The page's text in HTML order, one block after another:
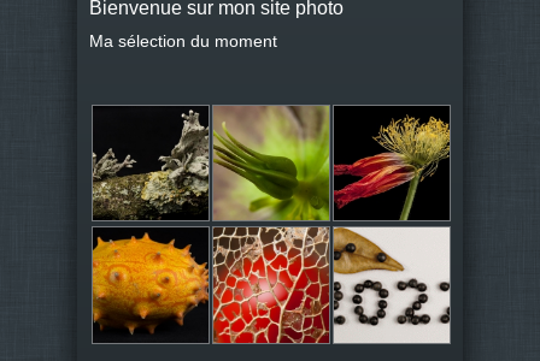
Bienvenue sur mon site photo
Ma sélection du moment